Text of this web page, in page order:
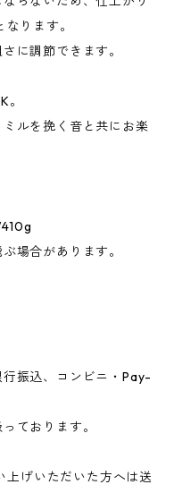
ります。
に調節できます。
ルを挽く音と共にお楽
場合があります。
振込、コンビニ・Pay-
ております。
上げいただいた方へは送